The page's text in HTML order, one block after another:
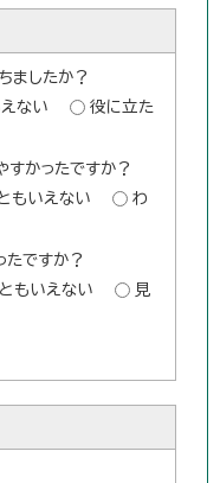
ましたか？
ない
役に立た
すかったですか？
もいえない
わ
たですか？
もいえない
見